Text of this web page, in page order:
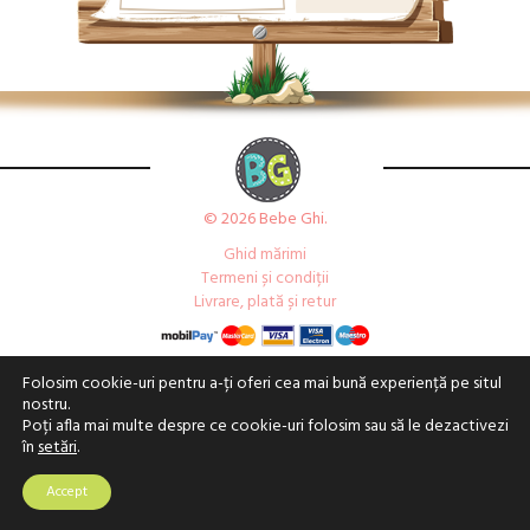
© 2026 Bebe Ghi.
Ghid mărimi
Termeni și condiții
Livrare, plată și retur
Folosim cookie-uri pentru a-ți oferi cea mai bună experiență pe situl
nostru.
Poți afla mai multe despre ce cookie-uri folosim sau să le dezactivezi
însetări.
Accept